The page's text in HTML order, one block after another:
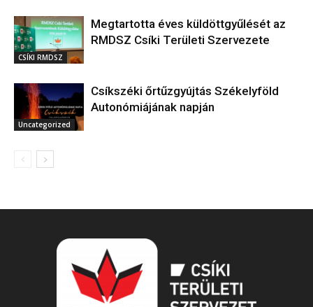
CSÍKI RMDSZ
Megtartotta éves küldöttgyűlését az
RMDSZ Csíki Területi Szervezete
Uncategorized
Csíkszéki őrtűzgyújtás Székelyföld
Autonómiájának napján